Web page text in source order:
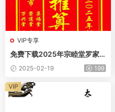
VIP专享
免费下载2025年宗睦堂罗家
推算通书208页电子版
2025-02-19 199
VIP